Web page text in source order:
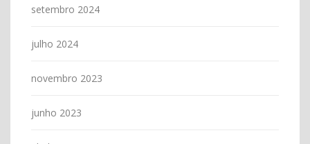
setembro 2024
julho 2024
novembro 2023
junho 2023